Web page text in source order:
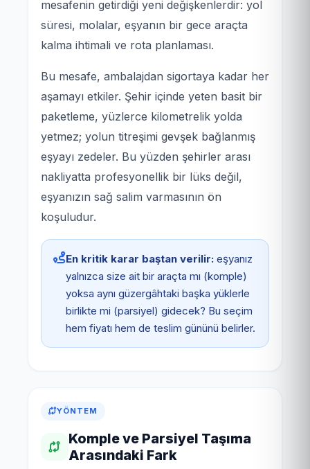
mesafenin getirdiği yeni değişkenlerdir: yol
süresi, molalar, eşyanın bir gece araçta
kalma ihtimali ve rota planlaması.
Bu mesafe, ambalajdan sigortaya kadar her
aşamayı etkiler. Şehir içinde yeten basit bir
paketleme, yüzlerce kilometrelik yolda
yetmez; yolun titreşimi gevşek bağlanmış
eşyayı zedeler. Bu yüzden şehirler arası
nakliyatta profesyonellik bir lüks değil,
eşyanızın sağ salim varmasının ön
koşuludur.
En kritik karar baştan verilir: eşyanız
yalnızca size ait bir araçta mı (komple)
yoksa aynı güzergâhtaki başka yüklerle
birlikte mi (parsiyel) gidecek? Bu seçim
hem fiyatı hem de teslim gününü belirler.
YÖNTEM
Komple ve Parsiyel Taşıma
Arasındaki Fark